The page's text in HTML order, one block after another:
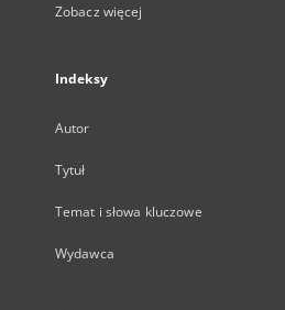
Zobacz więcej
Indeksy
Autor
Tytuł
Temat i słowa kluczowe
Wydawca